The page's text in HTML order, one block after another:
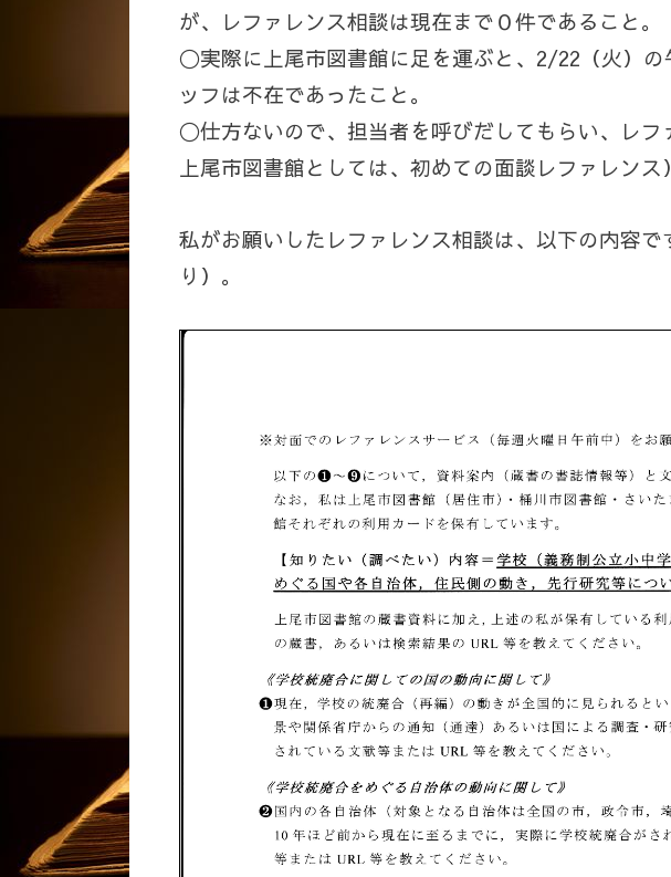
が、レファレンス相談は現在まで０件であること。
〇実際に上尾市図書館に足を運ぶと、2/22（火）
ッフは不在であったこと。
〇仕方ないので、担当者を呼びだしてもらい、レフ
上尾市図書館としては、初めての面談レファレンス
私がお願いしたレファレンス相談は、以下の内容
り）。